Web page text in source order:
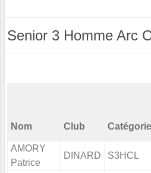
Senior 3 Homme Arc
Nom Club Catégorie
AMORY
Patrice
DINARD S3HCL